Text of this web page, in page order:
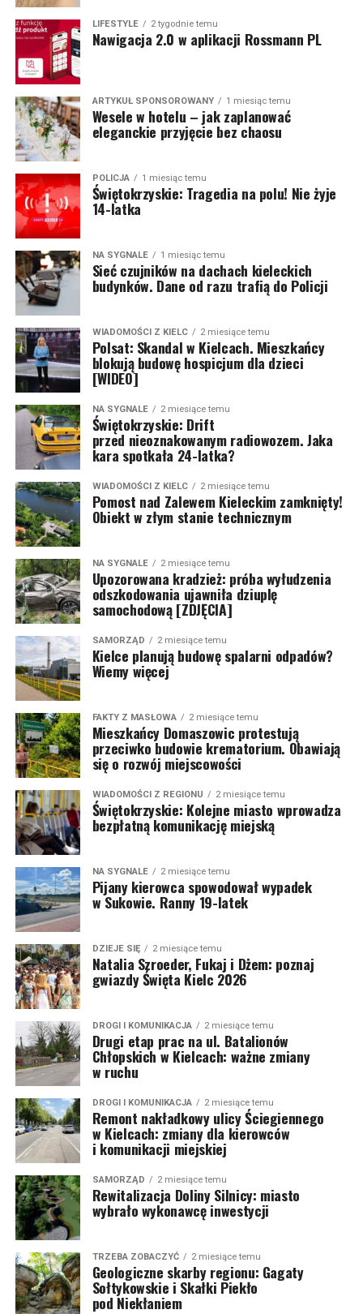
LIFESTYLE 2 tygodnie temu
Nawigacja 2.0 w aplikacji Rossmann PL
ARTYKUŁ SPONSOROWANY 1 miesiąc temu
Wesele w hotelu – jak zaplanować
eleganckie przyjęcie bez chaosu
POLICJA 1 miesiąc temu
Świętokrzyskie: Tragedia na polu! Nie żyje
14-latka
NA SYGNALE 1 miesiąc temu
Sieć czujników na dachach kieleckich
budynków. Dane od razu trafią do Policji
WIADOMOŚCI Z KIELC 2 miesiące temu
Polsat: Skandal w Kielcach. Mieszkańcy
blokują budowę hospicjum dla dzieci
[WIDEO]
NA SYGNALE 2 miesiące temu
Świętokrzyskie: Drift
przed nieoznakowanym radiowozem. Jaka
kara spotkała 24-latka?
WIADOMOŚCI Z KIELC 2 miesiące temu
Pomost nad Zalewem Kieleckim zamknięty!
Obiekt w złym stanie technicznym
NA SYGNALE 2 miesiące temu
Upozorowana kradzież: próba wyłudzenia
odszkodowania ujawniła dziuplę
samochodową [ZDJĘCIA]
SAMORZĄD 2 miesiące temu
Kielce planują budowę spalarni odpadów?
Wiemy więcej
FAKTY Z MASŁOWA 2 miesiące temu
Mieszkańcy Domaszowic protestują
przeciwko budowie krematorium. Obawiają
się o rozwój miejscowości
WIADOMOŚCI Z REGIONU 2 miesiące temu
Świętokrzyskie: Kolejne miasto wprowadza
bezpłatną komunikację miejską
NA SYGNALE 2 miesiące temu
Pijany kierowca spowodował wypadek
w Sukowie. Ranny 19-latek
DZIEJE SIĘ 2 miesiące temu
Natalia Szroeder, Fukaj i Dżem: poznaj
gwiazdy Święta Kielc 2026
DROGI I KOMUNIKACJA 2 miesiące temu
Drugi etap prac na ul. Batalionów
Chłopskich w Kielcach: ważne zmiany
w ruchu
DROGI I KOMUNIKACJA 2 miesiące temu
Remont nakładkowy ulicy Ściegiennego
w Kielcach: zmiany dla kierowców
i komunikacji miejskiej
SAMORZĄD 2 miesiące temu
Rewitalizacja Doliny Silnicy: miasto
wybrało wykonawcę inwestycji
TRZEBA ZOBACZYĆ 2 miesiące temu
Geologiczne skarby regionu: Gagaty
Sołtykowskie i Skałki Piekło
pod Niekłaniem